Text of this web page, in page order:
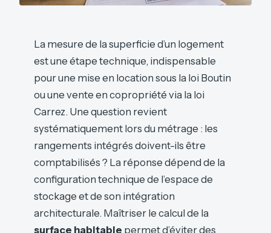
La mesure de la superficie d’un logement
est une étape technique, indispensable
pour une mise en location sous la loi Boutin
ou une vente en copropriété via la loi
Carrez. Une question revient
systématiquement lors du métrage : les
rangements intégrés doivent-ils être
comptabilisés ? La réponse dépend de la
configuration technique de l’espace de
stockage et de son intégration
architecturale. Maîtriser le calcul de la
surface habitable permet d’éviter des